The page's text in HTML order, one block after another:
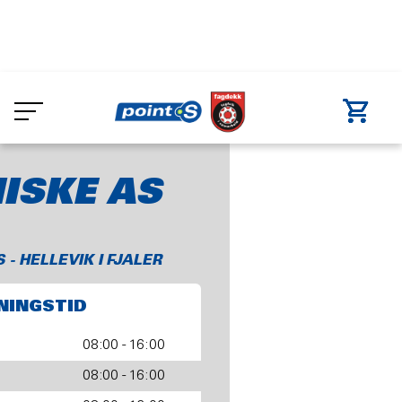
main
AS
- HELLEVIK I FJALER
08:00 - 16:00
08:00 - 16:00